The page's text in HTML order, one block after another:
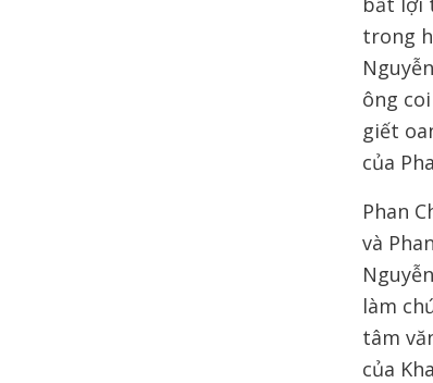
trong
ông
giết
của
Phan
và
làm
tâm
của